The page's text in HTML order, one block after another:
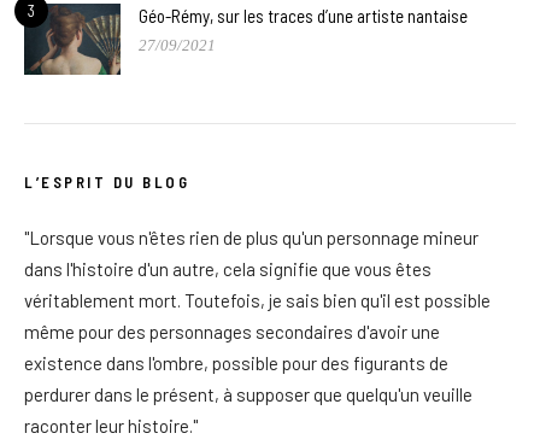
3 Géo-Rémy, sur les traces d’une artiste nantaise
27/09/2021
L’ESPRIT DU BLOG
"Lorsque vous n'êtes rien de plus qu'un personnage mineur
dans l'histoire d'un autre, cela signifie que vous êtes
véritablement mort. Toutefois, je sais bien qu'il est possible
même pour des personnages secondaires d'avoir une
existence dans l'ombre, possible pour des figurants de
perdurer dans le présent, à supposer que quelqu'un veuille
raconter leur histoire."